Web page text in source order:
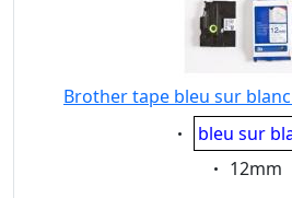
Brother tape bleu sur blanc
Eigenschaft:
bleu sur
12mm